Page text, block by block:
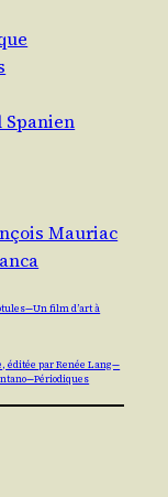
Spanien
Mauriac
— Un film d’art à
éditée par Renée Lang —
— Périodiques